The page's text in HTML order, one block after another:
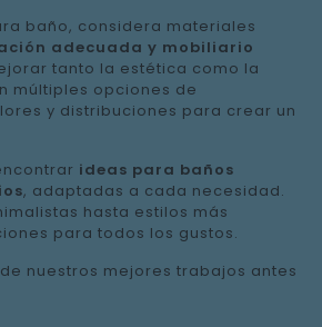
baño, considera materiales
adecuada y mobiliario
tanto la estética como la
múltiples opciones de
y distribuciones para crear un
ideas para baños
, adaptadas a cada necesidad.
hasta estilos más
para todos los gustos.
nuestros mejores trabajos antes